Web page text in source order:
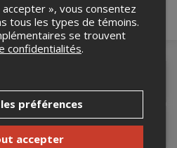
», vous consentez
tous les types de témoins.
se trouvent
confidentialités.
préférences
accepter